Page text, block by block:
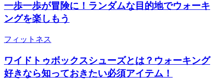
一歩一歩が冒険に！ランダムな目的地でウォーキ
ングを楽しもう
フィットネス
ワイドトゥボックスシューズとは？ウォーキング
好きなら知っておきたい必須アイテム！